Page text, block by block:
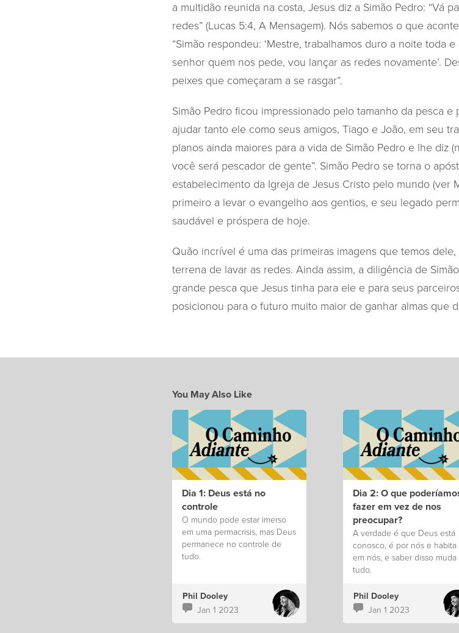
a multidão reunida na costa, Jesus diz a Simão Pedro: “Vá
redes” (Lucas 5:4, A Mensagem). Nós sabemos o que
“Simão respondeu: ‘Mestre, trabalhamos duro a noite toda
senhor quem nos pede, vou lançar as redes novamente’.
peixes que começaram a se rasgar”.
Simão Pedro ficou impressionado pelo tamanho da pesca
ajudar tanto ele como seus amigos, Tiago e João, em seu
planos ainda maiores para a vida de Simão Pedro e lhe diz
você será pescador de gente”. Simão Pedro se torna o
estabelecimento da Igreja de Jesus Cristo pelo mundo (ver
primeiro a levar o evangelho aos gentios, e seu legado
saudável e próspera de hoje.
Quão incrível é uma das primeiras imagens que temos
terrena de lavar as redes. Ainda assim, a diligência de
grande pesca que Jesus tinha para ele e para seus
posicionou para o futuro muito maior de ganhar almas que
You May Also Like
Dia 1: Deus está no
controle
O mundo pode estar imerso
em uma permacrisis, mas Deus
permanece no controle de
tudo.
Phil Dooley
Jan 1 2023
Dia 2: O que
fazer em vez de nos
preocupar?
A verdade é que Deus está
conosco, é por nós e habita
em nós, e saber disso muda
tudo.
Phil Dooley
Jan 1 2023